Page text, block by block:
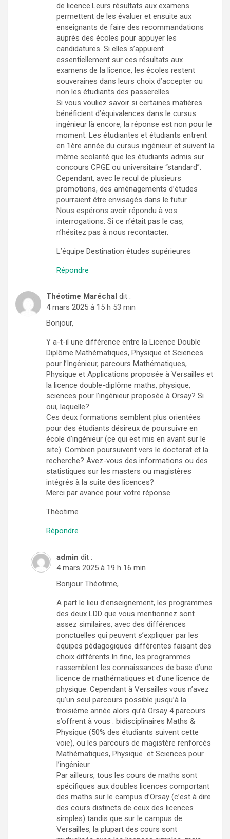
de licence.Leurs résultats aux examens
permettent de les évaluer et ensuite aux
enseignants de faire des recommandations
auprès des écoles pour appuyer les
candidatures. Si elles s’appuient
essentiellement sur ces résultats aux
examens de la licence, les écoles restent
souveraines dans leurs choix d’accepter ou
non les étudiants des passerelles.
Si vous vouliez savoir si certaines matières
bénéficient d’équivalences dans le cursus
ingénieur là encore, la réponse est non pour le
moment. Les étudiantes et étudiants entrent
en 1ère année du cursus ingénieur et suivent la
même scolarité que les étudiants admis sur
concours CPGE ou universitaire “standard”.
Cependant, avec le recul de plusieurs
promotions, des aménagements d’études
pourraient être envisagés dans le futur.
Nous espérons avoir répondu à vos
interrogations. Si ce n’était pas le cas,
n’hésitez pas à nous recontacter.
L’équipe Destination études supérieures
Répondre
Théotime Maréchal dit :
4 mars 2025 à 15 h 53 min
Bonjour,
Y a-t-il une différence entre la Licence Double
Diplôme Mathématiques, Physique et Sciences
pour l’Ingénieur, parcours Mathématiques,
Physique et Applications proposée à Versailles et
la licence double-diplôme maths, physique,
sciences pour l’ingénieur proposée à Orsay? Si
oui, laquelle?
Ces deux formations semblent plus orientées
pour des étudiants désireux de poursuivre en
école d’ingénieur (ce qui est mis en avant sur le
site). Combien poursuivent vers le doctorat et la
recherche? Avez-vous des informations ou des
statistiques sur les masters ou magistères
intégrés à la suite des licences?
Merci par avance pour votre réponse.
Théotime
Répondre
admin dit :
4 mars 2025 à 19 h 16 min
Bonjour Théotime,
A part le lieu d’enseignement, les programmes
des deux LDD que vous mentionnez sont
assez similaires, avec des différences
ponctuelles qui peuvent s’expliquer par les
équipes pédagogiques différentes faisant des
choix différents.In fine, les programmes
rassemblent les connaissances de base d’une
licence de mathématiques et d’une licence de
physique. Cependant à Versailles vous n’avez
qu’un seul parcours possible jusqu’à la
troisième année alors qu’à Orsay 4 parcours
s’offrent à vous : bidisciplinaires Maths &
Physique (50% des étudiants suivent cette
voie), ou les parcours de magistère renforcés
Mathématiques, Physique et Sciences pour
l’ingénieur.
Par ailleurs, tous les cours de maths sont
spécifiques aux doubles licences comportant
des maths sur le campus d’Orsay (c’est à dire
des cours distincts de ceux des licences
simples) tandis que sur le campus de
Versailles, la plupart des cours sont